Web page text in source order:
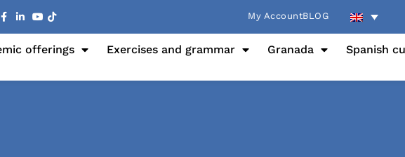
My AccountBLOG
offerings Exercises and grammar Granada Spanish